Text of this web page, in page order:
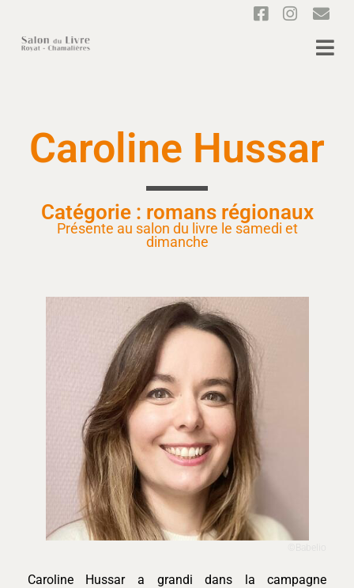
Caroline Hussar
Catégorie : romans régionaux
Présente au salon du livre le samedi et
dimanche
Caroline Hussar a grandi dans la campagne